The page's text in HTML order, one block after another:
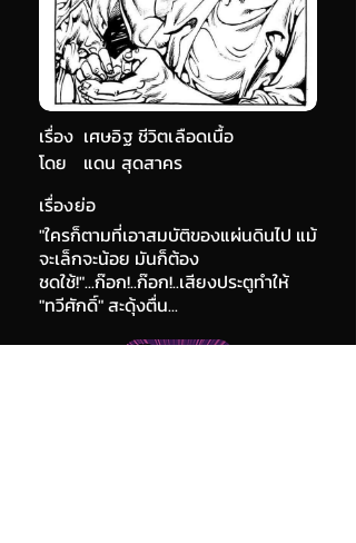
เรื่อง เศษอิฐ ชีวิตเลือดเนื้อ
แดน สุดสาคร
โดย
เรื่องย่อ
"ใครก็ตามที่เอาสมบัติของแผ่นดินไป แม้
จะเล็กจะน้อย มันก็ต้อง
ชดใช้!"...ก๊อก!..ก๊อก!..เสียงประตูทำให้
"ทวีศักดิ์" สะดุ้งตื่น...